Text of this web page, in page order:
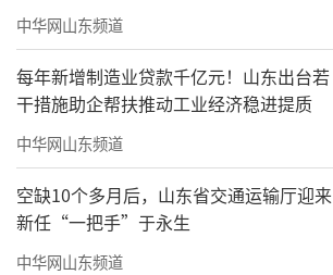
中华网山东频道
每年新增制造业贷款千亿元！山东出台若
干措施助企帮扶推动工业经济稳进提质
中华网山东频道
空缺10个多月后，山东省交通运输厅迎来
新任“一把手”于永生
中华网山东频道